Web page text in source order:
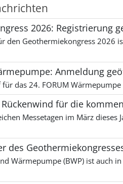
2026: Registrierung
den Geothermiekongress 2026
Anmeldung
für das 24. FORUM
Rückenwind für die
Messetagen im März dieses
des
Wärmepumpe (BWP) ist auch